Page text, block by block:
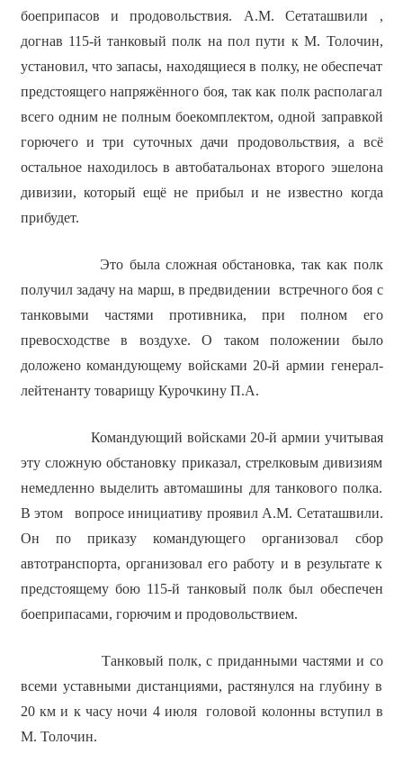
боеприпасов и продовольствия. А.М. Сетаташвили ,
догнав 115-й танковый полк на пол пути к М. Толочин,
установил, что запасы, находящиеся в полку, не обеспечат
предстоящего напряжённого боя, так как полк располагал
всего одним не полным боекомплектом, одной заправкой
горючего и три суточных дачи продовольствия, а всё
остальное находилось в автобатальонах второго эшелона
дивизии, который ещё не прибыл и не известно когда
прибудет.
Это была сложная обстановка, так как полк
получил задачу на марш, в предвидении встречного боя с
танковыми частями противника, при полном его
превосходстве в воздухе. О таком положении было
доложено командующему войсками 20-й армии генерал-
лейтенанту товарищу Курочкину П.А.
Командующий войсками 20-й армии учитывая
эту сложную обстановку приказал, стрелковым дивизиям
немедленно выделить автомашины для танкового полка.
В этом вопросе инициативу проявил А.М. Сетаташвили.
Он по приказу командующего организовал сбор
автотранспорта, организовал его работу и в результате к
предстоящему бою 115-й танковый полк был обеспечен
боеприпасами, горючим и продовольствием.
Танковый полк, с приданными частями и со
всеми уставными дистанциями, растянулся на глубину в
20 км и к часу ночи 4 июля головой колонны вступил в
М. Толочин.